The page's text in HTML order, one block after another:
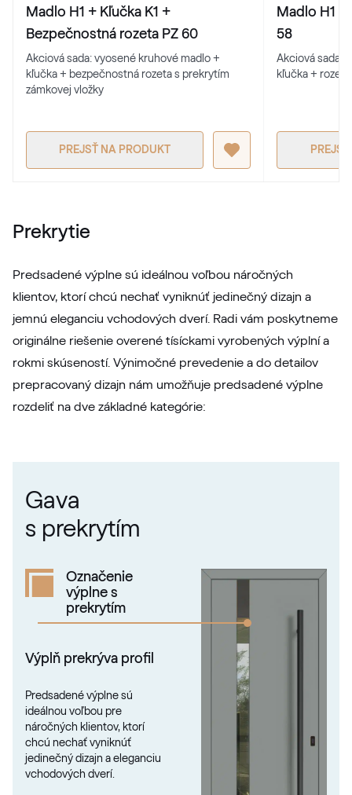
RAL 1016
RAL 1017
RAL 1020
RAL 1023
RAL 1023
RAL 1024
RAL 1026
RAL 1026
RAL 1027
Madlo H1 + Kľučka K1 +
Bezpečnostná rozeta PZ 60
Akciová sada: vyosené kruhové madlo +
kľučka + bezpečnostná rozeta s prekrytím
zámkovej vložky
PREJSŤ NA PRODUKT
Madlo H1 +
58
Akciová sada:
kľučka +
Prekrytie
Predsadené výplne sú ideálnou voľbou náročných
klientov, ktorí chcú nechať vyniknúť jedinečný dizajn a
jemnú eleganciu vchodových dverí. Radi vám poskytneme
originálne riešenie overené tísíckami vyrobených výplní a
rokmi skúseností. Výnimočné prevedenie a do detailov
prepracovaný dizajn nám umožňuje predsadené výplne
rozdeliť na dve základné kategórie:
Gava
s prekrytím
Označenie
výplne s
prekrytím
Výplň prekrýva profil
Predsadené výplne sú
ideálnou voľbou pre
náročných klientov, ktorí
chcú nechať vyniknúť
jedinečný dizajn a eleganciu
vchodových dverí.